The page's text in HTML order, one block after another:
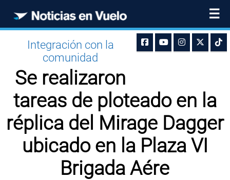
☰
Integración con la
comunidad
Se realizaron
tareas de ploteado en la
réplica del Mirage Dagger
ubicado en la Plaza VI
Brigada Aére